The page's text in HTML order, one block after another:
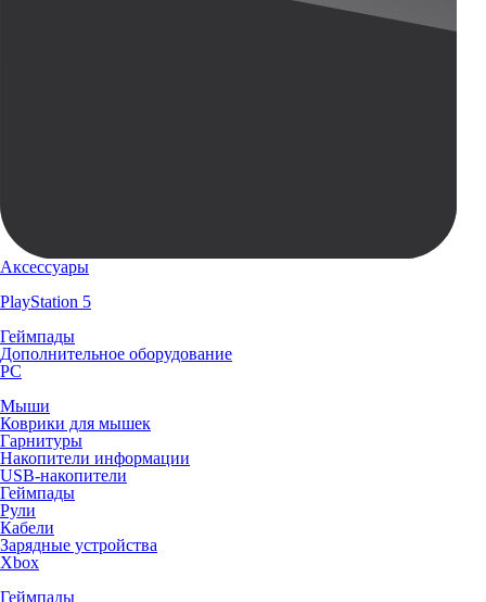
Аксессуары
PlayStation 5
Геймпады
Дополнительное оборудование
PC
Мыши
Коврики для мышек
Гарнитуры
Накопители информации
USB-накопители
Геймпады
Рули
Кабели
Зарядные устройства
Xbox
Геймпады